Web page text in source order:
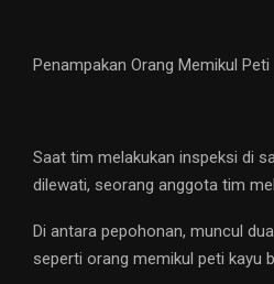
Penampakan Orang Memikul Peti
Saat tim melakukan inspeksi di
dilewati, seorang anggota tim
Di antara pepohonan, muncul
seperti orang memikul peti kayu